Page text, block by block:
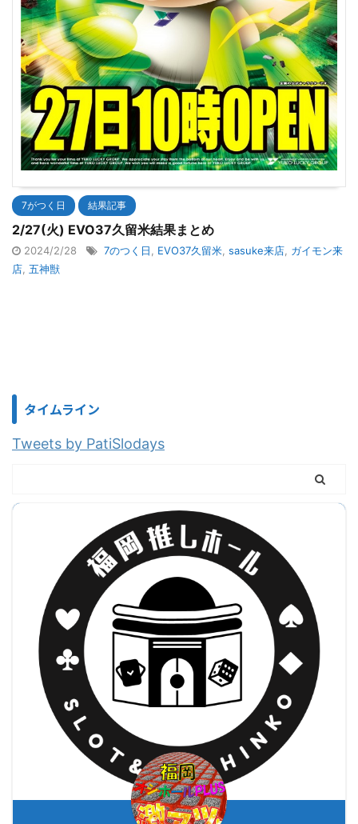
7がつく日 結果記事
2/27(火) EVO37久留米結果まとめ
2024/2/28 7のつく日 EVO37久留米 sasuke来店 ガイモン来
店 五神獣
タイムライン
Tweets by PatiSlodays